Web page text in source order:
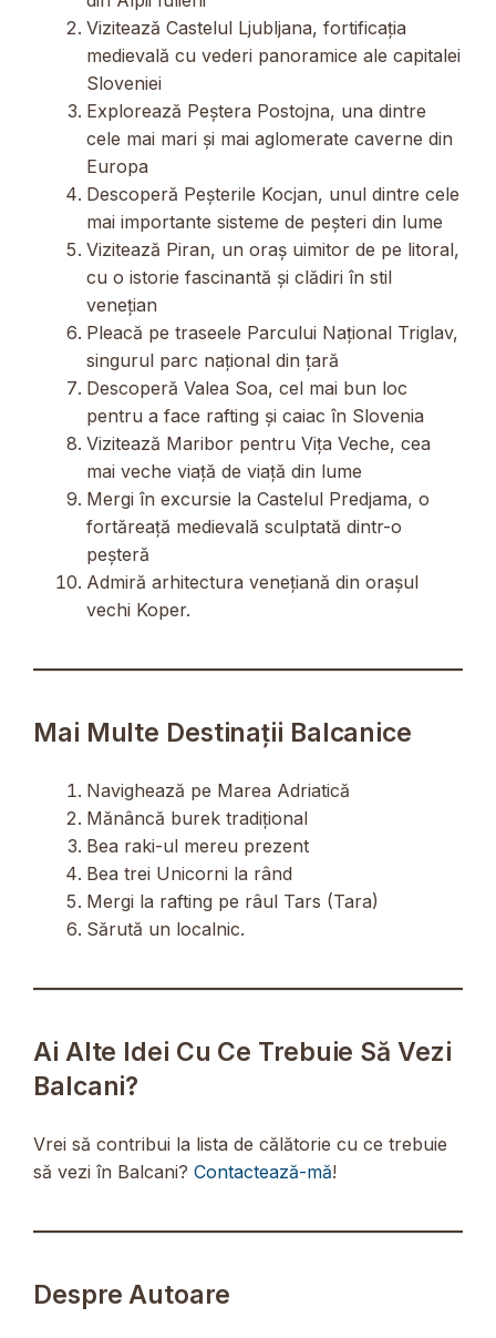
Vizitează Castelul Ljubljana, fortificația
medievală cu vederi panoramice ale capitalei
Sloveniei
Explorează Peștera Postojna, una dintre
cele mai mari și mai aglomerate caverne din
Europa
Descoperă Peșterile Kocjan, unul dintre cele
mai importante sisteme de peșteri din lume
Vizitează Piran, un oraș uimitor de pe litoral,
cu o istorie fascinantă și clădiri în stil
venețian
Pleacă pe traseele Parcului Național Triglav,
singurul parc național din țară
Descoperă Valea Soa, cel mai bun loc
pentru a face rafting și caiac în Slovenia
Vizitează Maribor pentru Vița Veche, cea
mai veche viață de viață din lume
Mergi în excursie la Castelul Predjama, o
fortăreață medievală sculptată dintr-o
peșteră
Admiră arhitectura venețiană din orașul
vechi Koper.
Mai Multe Destinații Balcanice
Navighează pe Marea Adriatică
Mănâncă burek tradițional
Bea raki-ul mereu prezent
Bea trei Unicorni la rând
Mergi la rafting pe râul Tars (Tara)
Sărută un localnic.
Ai Alte Idei Cu Ce Trebuie Să Vezi
Balcani?
Vrei să contribui la lista de călătorie cu ce trebuie
să vezi în Balcani? Contactează-mă!
Despre Autoare